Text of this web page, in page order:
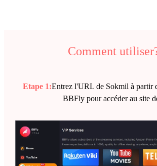
Comment
Etape 1:Entrez l'URL de Sokmil à partir
BBFly pour accéder au site